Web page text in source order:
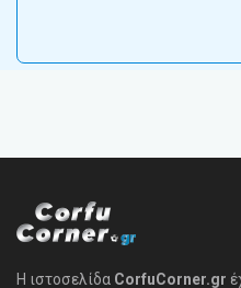
Η ιστοσελίδα CorfuCorner.gr